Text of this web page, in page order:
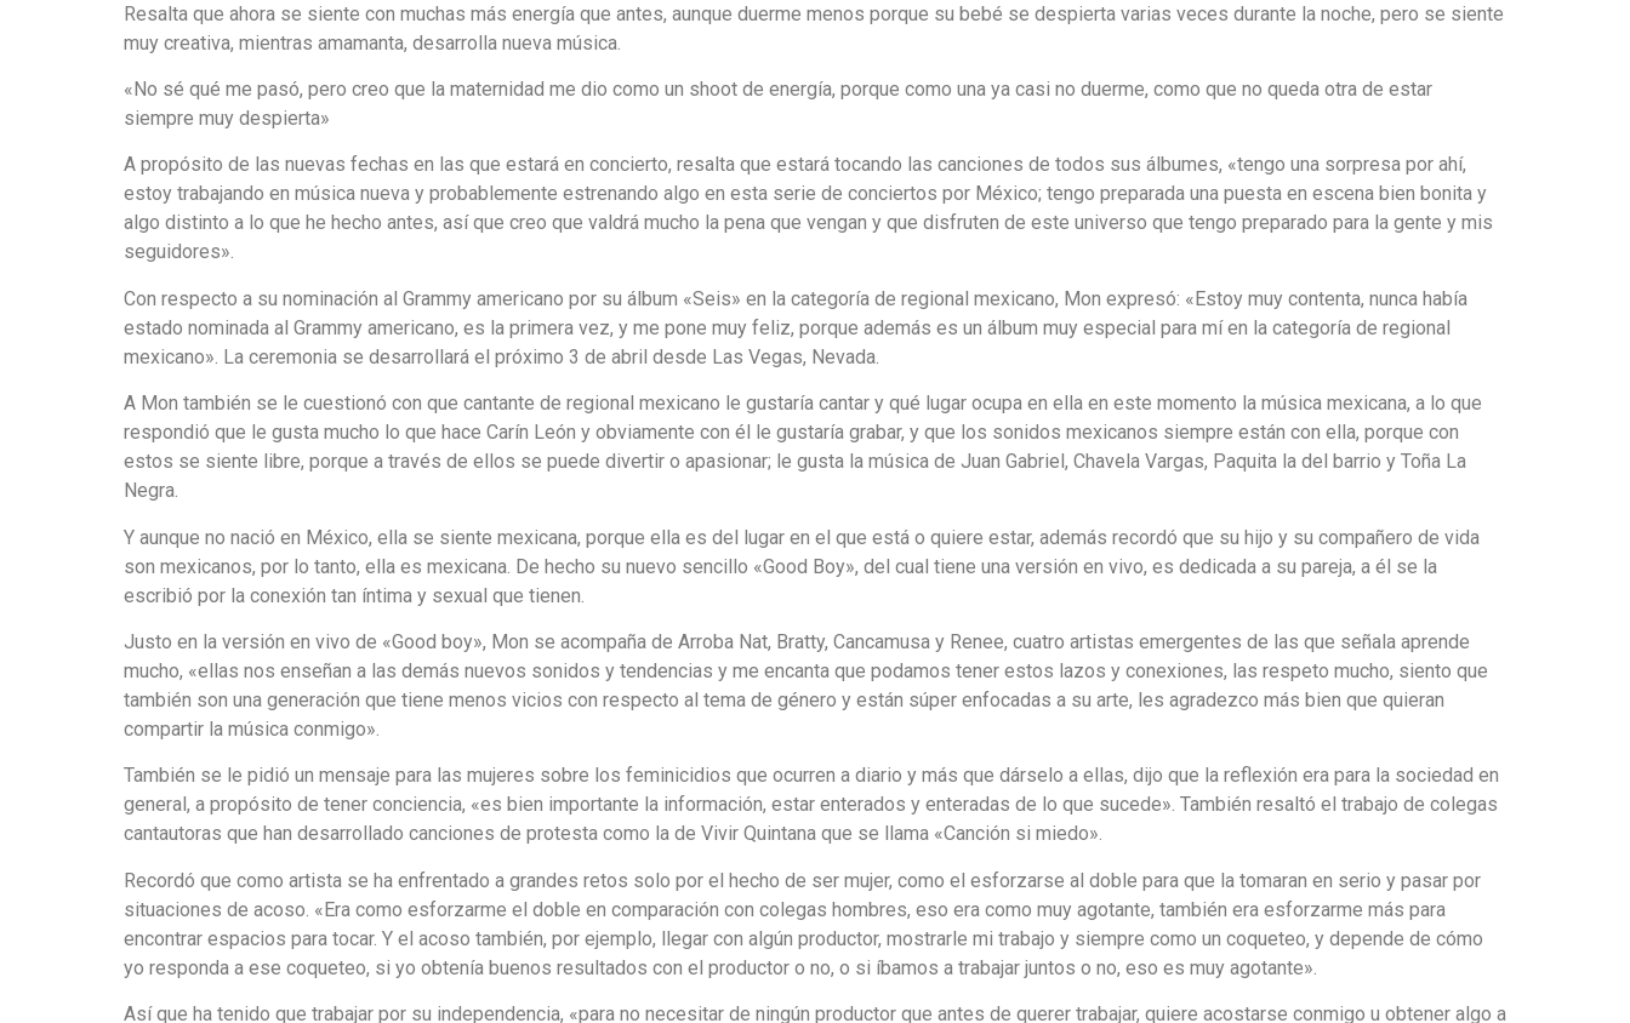
Resalta que ahora se siente con muchas más energía que antes, aunque duerme menos porque su bebé se despierta varias veces durante la noche, pero se siente
muy creativa, mientras amamanta, desarrolla nueva música.
«No sé qué me pasó, pero creo que la maternidad me dio como un shoot de energía, porque como una ya casi no duerme, como que no queda otra de estar
siempre muy despierta»
A propósito de las nuevas fechas en las que estará en concierto, resalta que estará tocando las canciones de todos sus álbumes, «tengo una sorpresa por ahí,
estoy trabajando en música nueva y probablemente estrenando algo en esta serie de conciertos por México; tengo preparada una puesta en escena bien bonita y
algo distinto a lo que he hecho antes, así que creo que valdrá mucho la pena que vengan y que disfruten de este universo que tengo preparado para la gente y mis
seguidores».
Con respecto a su nominación al Grammy americano por su álbum «Seis» en la categoría de regional mexicano, Mon expresó: «Estoy muy contenta, nunca había
estado nominada al Grammy americano, es la primera vez, y me pone muy feliz, porque además es un álbum muy especial para mí en la categoría de regional
mexicano». La ceremonia se desarrollará el próximo 3 de abril desde Las Vegas, Nevada.
A Mon también se le cuestionó con que cantante de regional mexicano le gustaría cantar y qué lugar ocupa en ella en este momento la música mexicana, a lo que
respondió que le gusta mucho lo que hace Carín León y obviamente con él le gustaría grabar, y que los sonidos mexicanos siempre están con ella, porque con
estos se siente libre, porque a través de ellos se puede divertir o apasionar; le gusta la música de Juan Gabriel, Chavela Vargas, Paquita la del barrio y Toña La
Negra.
Y aunque no nació en México, ella se siente mexicana, porque ella es del lugar en el que está o quiere estar, además recordó que su hijo y su compañero de vida
son mexicanos, por lo tanto, ella es mexicana. De hecho su nuevo sencillo «Good Boy», del cual tiene una versión en vivo, es dedicada a su pareja, a él se la
escribió por la conexión tan íntima y sexual que tienen.
Justo en la versión en vivo de «Good boy», Mon se acompaña de Arroba Nat, Bratty, Cancamusa y Renee, cuatro artistas emergentes de las que señala aprende
mucho, «ellas nos enseñan a las demás nuevos sonidos y tendencias y me encanta que podamos tener estos lazos y conexiones, las respeto mucho, siento que
también son una generación que tiene menos vicios con respecto al tema de género y están súper enfocadas a su arte, les agradezco más bien que quieran
compartir la música conmigo».
También se le pidió un mensaje para las mujeres sobre los feminicidios que ocurren a diario y más que dárselo a ellas, dijo que la reflexión era para la sociedad en
general, a propósito de tener conciencia, «es bien importante la información, estar enterados y enteradas de lo que sucede». También resaltó el trabajo de colegas
cantautoras que han desarrollado canciones de protesta como la de Vivir Quintana que se llama «Canción si miedo».
Recordó que como artista se ha enfrentado a grandes retos solo por el hecho de ser mujer, como el esforzarse al doble para que la tomaran en serio y pasar por
situaciones de acoso. «Era como esforzarme el doble en comparación con colegas hombres, eso era como muy agotante, también era esforzarme más para
encontrar espacios para tocar. Y el acoso también, por ejemplo, llegar con algún productor, mostrarle mi trabajo y siempre como un coqueteo, y depende de cómo
yo responda a ese coqueteo, si yo obtenía buenos resultados con el productor o no, o si íbamos a trabajar juntos o no, eso es muy agotante».
Así que ha tenido que trabajar por su independencia, «para no necesitar de ningún productor que antes de querer trabajar, quiere acostarse conmigo u obtener algo a